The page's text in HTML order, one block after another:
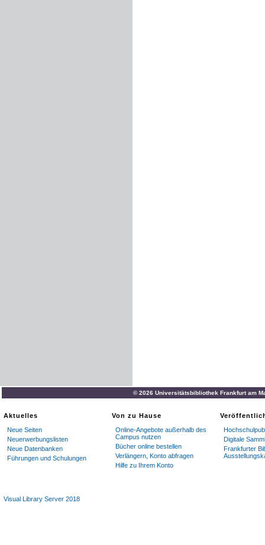
© 2026 Universitätsbibliothek Frankfurt am
Aktuelles
Neue Seiten
Neuerwerbungslisten
Neue Datenbanken
Führungen und Schulungen
Von zu Hause
Online-Angebote außerhalb des
Campus nutzen
Bücher online bestellen
Verlängern, Konto abfragen
Hilfe zu Ihrem Konto
Digitale
Frankfurter
Visual Library Server 2018